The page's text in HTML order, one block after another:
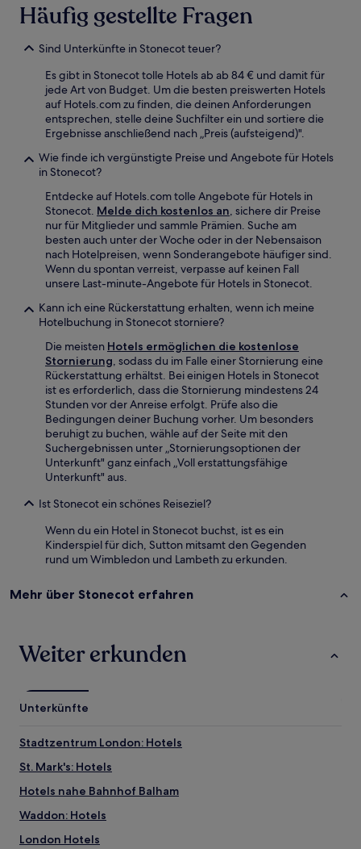
Häufig gestellte Fragen
Sind Unterkünfte in Stonecot teuer?
Es gibt in Stonecot tolle Hotels ab ab 84 € und damit für
jede Art von Budget. Um die besten preiswerten Hotels
auf Hotels.com zu finden, die deinen Anforderungen
entsprechen, stelle deine Suchfilter ein und sortiere die
Ergebnisse anschließend nach „Preis (aufsteigend)".
Wie finde ich vergünstigte Preise und Angebote für Hotels
in Stonecot?
Entdecke auf Hotels.com tolle Angebote für Hotels in
Stonecot. Melde dich kostenlos an, sichere dir Preise
nur für Mitglieder und sammle Prämien. Suche am
besten auch unter der Woche oder in der Nebensaison
nach Hotelpreisen, wenn Sonderangebote häufiger sind.
Wenn du spontan verreist, verpasse auf keinen Fall
unsere Last-minute-Angebote für Hotels in Stonecot.
Kann ich eine Rückerstattung erhalten, wenn ich meine
Hotelbuchung in Stonecot storniere?
Die meisten Hotels ermöglichen die kostenlose
Stornierung, sodass du im Falle einer Stornierung eine
Rückerstattung erhältst. Bei einigen Hotels in Stonecot
ist es erforderlich, dass die Stornierung mindestens 24
Stunden vor der Anreise erfolgt. Prüfe also die
Bedingungen deiner Buchung vorher. Um besonders
beruhigt zu buchen, wähle auf der Seite mit den
Suchergebnissen unter „Stornierungsoptionen der
Unterkunft" ganz einfach „Voll erstattungsfähige
Unterkunft" aus.
Ist Stonecot ein schönes Reiseziel?
Wenn du ein Hotel in Stonecot buchst, ist es ein
Kinderspiel für dich, Sutton mitsamt den Gegenden
rund um Wimbledon und Lambeth zu erkunden.
Mehr über Stonecot erfahren
Weiter erkunden
Unterkünfte
Stadtzentrum London: Hotels
St. Mark's: Hotels
Hotels nahe Bahnhof Balham
Waddon: Hotels
London Hotels